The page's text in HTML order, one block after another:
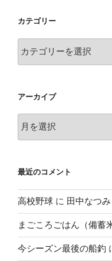
カテゴリー
テ
ー
アーカイブ
ア
ー
ブ
最近のコメント
高校野球 に 田中なつみ
まごころごはん（備蓄
今シーズン最後の船釣